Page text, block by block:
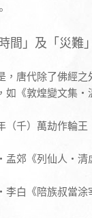
時間」及「災難
，唐代除了佛經
如《敦煌變文集‧
（千）萬劫作輪
孟郊《列仙人‧清
李白《陪族叔當涂